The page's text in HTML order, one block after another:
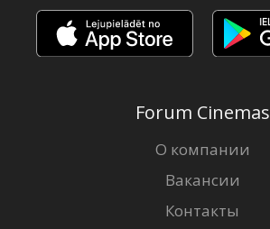
Forum Cinemas
О компании
Вакансии
Контакты